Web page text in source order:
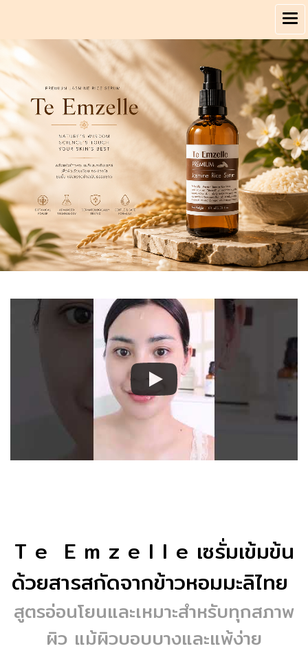
T e E m z e l l e เซรั่มเข้มข้น
ด้วยสารสกัดจากข้าวหอมมะลิไทย
สูตรอ่อนโยนและเหมาะสำหรับทุกสภาพ
ผิว แม้ผิวบอบบางและแพ้ง่าย